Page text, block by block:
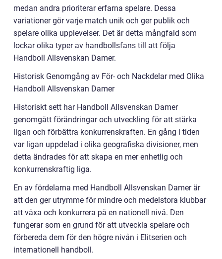
medan andra prioriterar erfarna spelare. Dessa
variationer gör varje match unik och ger publik och
spelare olika upplevelser. Det är detta mångfald som
lockar olika typer av handbollsfans till att följa
Handboll Allsvenskan Damer.
Historisk Genomgång av För- och Nackdelar med Olika
Handboll Allsvenskan Damer
Historiskt sett har Handboll Allsvenskan Damer
genomgått förändringar och utveckling för att stärka
ligan och förbättra konkurrenskraften. En gång i tiden
var ligan uppdelad i olika geografiska divisioner, men
detta ändrades för att skapa en mer enhetlig och
konkurrenskraftig liga.
En av fördelarna med Handboll Allsvenskan Damer är
att den ger utrymme för mindre och medelstora klubbar
att växa och konkurrera på en nationell nivå. Den
fungerar som en grund för att utveckla spelare och
förbereda dem för den högre nivån i Elitserien och
internationell handboll.